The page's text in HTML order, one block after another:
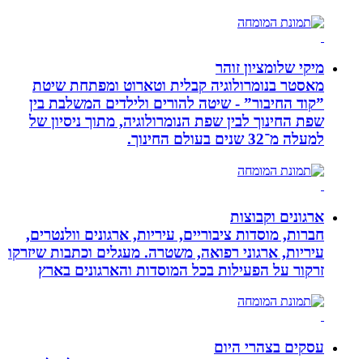
מיקי שלומציון זוהר
מאסטר בנומרולוגיה קבלית וטארוט ומפתחת שיטת
”קוד החיבור” - שיטה להורים ולילדים המשלבת בין
שפת החינוך לבין שפת הנומרולוגיה, מתוך ניסיון של
למעלה מ־32 שנים בעולם החינוך.
ארגונים וקבוצות
חברות, מוסדות ציבוריים, עיריות, ארגונים וולנטרים,
עיריות, ארגוני רפואה, משטרה. מעגלים וכתבות שיזרקו
זרקור על הפעילות בכל המוסדות והארגונים בארץ
עסקים בצהרי היום